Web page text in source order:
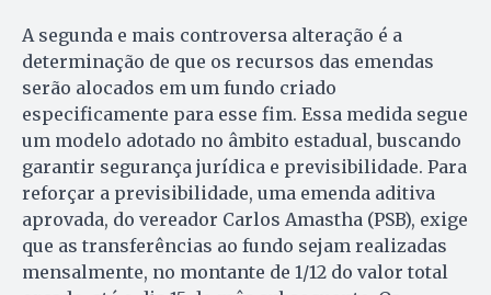
A segunda e mais controversa alteração é a
determinação de que os recursos das emendas
serão alocados em um fundo criado
especificamente para esse fim. Essa medida segue
um modelo adotado no âmbito estadual, buscando
garantir segurança jurídica e previsibilidade. Para
reforçar a previsibilidade, uma emenda aditiva
aprovada, do vereador Carlos Amastha (PSB), exige
que as transferências ao fundo sejam realizadas
mensalmente, no montante de 1/12 do valor total